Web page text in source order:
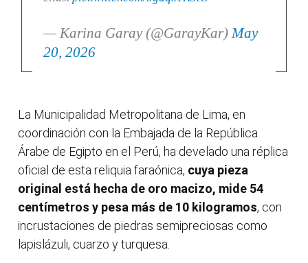
— Karina Garay (@GarayKar) May
20, 2026
La Municipalidad Metropolitana de Lima, en
coordinación con la Embajada de la República
Árabe de Egipto en el Perú, ha develado una réplica
oficial de esta reliquia faraónica, cuya pieza
original está hecha de oro macizo, mide 54
centímetros y pesa más de 10 kilogramos, con
incrustaciones de piedras semipreciosas como
lapislázuli, cuarzo y turquesa.